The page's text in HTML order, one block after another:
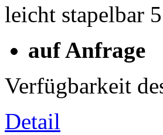
leicht stapelbar
auf Anfrage
Verfügbarkeit
Detail